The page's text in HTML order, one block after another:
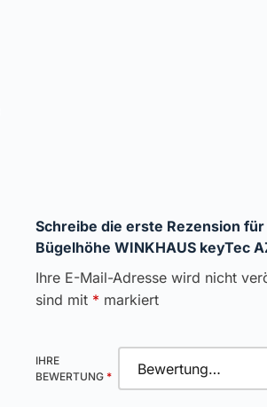
Schreibe die erste Rezension
Bügelhöhe WINKHAUS keyTec
Ihre E-Mail-Adresse wird nicht
sind mit * markiert
IHRE
BEWERTUNG *